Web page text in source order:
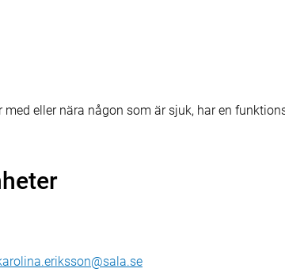
eller nära någon som är sjuk, har en